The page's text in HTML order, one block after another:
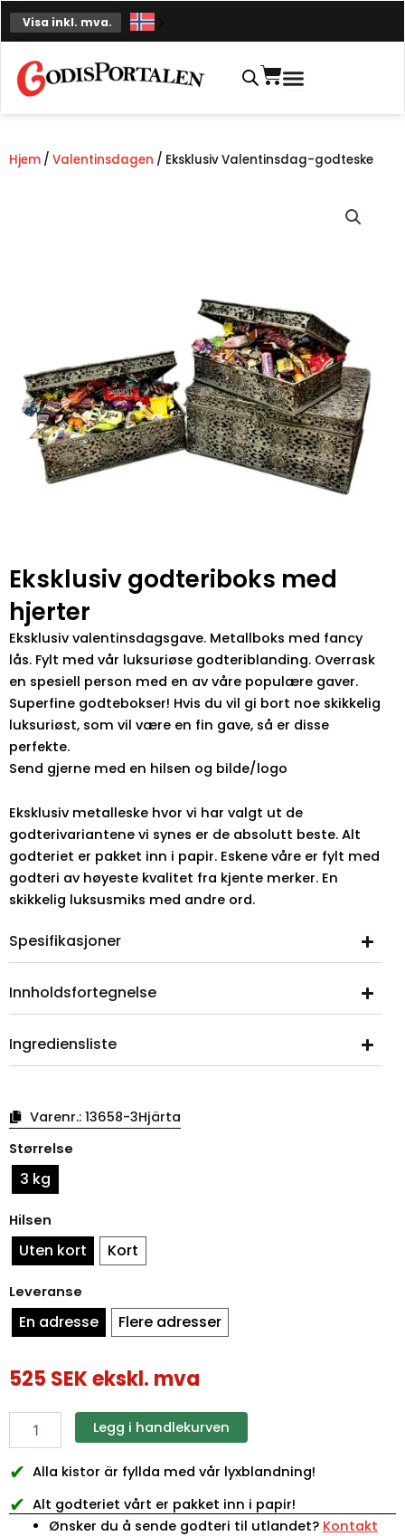
Hopp
til
Visa inkl. mva.
Handlekurv
Hjem / Valentinsdagen / Eksklusiv Valentinsdag-godteske
Eksklusiv godteriboks med
hjerter
Eksklusiv valentinsdagsgave. Metallboks med fancy
lås. Fylt med vår luksuriøse godteriblanding. Overrask
en spesiell person med en av våre populære gaver.
Superfine godtebokser! Hvis du vil gi bort noe skikkelig
luksuriøst, som vil være en fin gave, så er disse
perfekte.
Send gjerne med en hilsen og bilde/logo
Eksklusiv metalleske hvor vi har valgt ut de
godterivariantene vi synes er de absolutt beste. Alt
godteriet er pakket inn i papir. Eskene våre er fylt med
godteri av høyeste kvalitet fra kjente merker. En
skikkelig luksusmiks med andre ord.
Spesifikasjoner
Innholdsfortegnelse
Ingrediensliste
Varenr.: 13658-3Hjärta
Størrelse
3 kg
Hilsen
Uten kort Kort
Leveranse
En adresse Flere adresser
525 SEKekskl. mva
godteriboks
med
hjerter
Legg i handlekurven
✔ Alla kistor är fyllda med vår lyxblandning!
✔ Alt godteriet vårt er pakket inn i papir!
Ønsker du å sende godteri til utlandet? Kontakt